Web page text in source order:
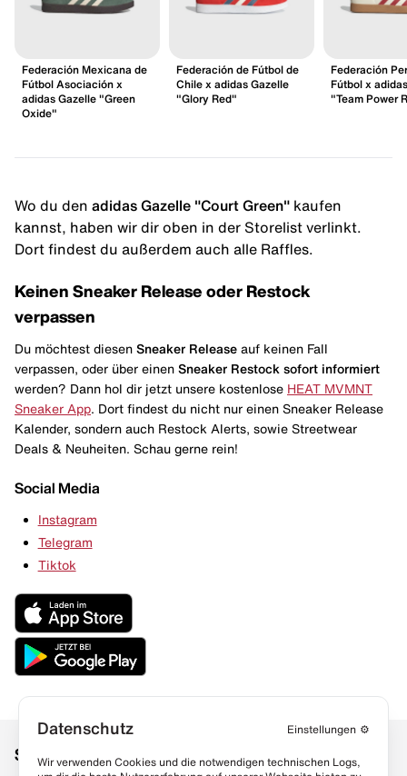
Federación Mexicana de
Fútbol Asociación x
adidas Gazelle "Green
Oxide"
Federación de Fútbol de
Chile x adidas Gazelle
"Glory Red"
Federación
Fútbol x
"Team Power
Wo du den adidas Gazelle "Court Green" kaufen
kannst, haben wir dir oben in der Storelist verlinkt.
Dort findest du außerdem auch alle Raffles.
Keinen Sneaker Release oder Restock
verpassen
Du möchtest diesen Sneaker Release auf keinen Fall
verpassen, oder über einen Sneaker Restock sofort informiert
werden? Dann hol dir jetzt unsere kostenlose HEAT MVMNT
Sneaker App . Dort findest du nicht nur einen Sneaker Release
Kalender, sondern auch Restock Alerts, sowie Streetwear
Deals & Neuheiten. Schau gerne rein!
Social Media
Instagram
Telegram
Tiktok
Social Media Links
Datenschutz Einstellungen ⚙️
Wir verwenden Cookies und die notwendigen technischen Logs,